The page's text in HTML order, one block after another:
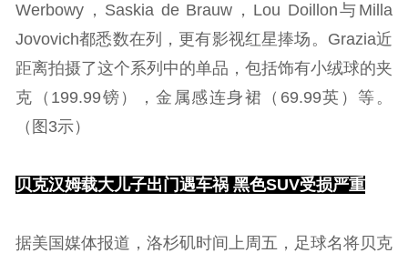
Werbowy，Saskia de Brauw，Lou Doillon与Milla
Jovovich都悉数在列，更有影视红星捧场。Grazia近
距离拍摄了这个系列中的单品，包括饰有小绒球的夹
克（199.99镑），金属感连身裙（69.99英）等。
（图3示）
贝克汉姆载大儿子出门遇车祸 黑色SUV受损严重
据美国媒体报道，洛杉矶时间上周五，足球名将贝克